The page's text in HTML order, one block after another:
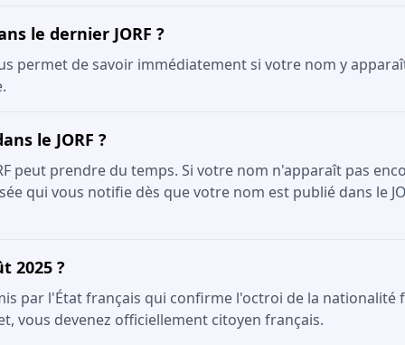
le dernier JORF ?
permet de savoir immédiatement si votre nom y
le JORF ?
peut prendre du temps. Si votre nom n'apparaît pas
qui vous notifie dès que votre nom est publié dans le
2025 ?
par l'État français qui confirme l'octroi de la nationalité
vous devenez officiellement citoyen français.